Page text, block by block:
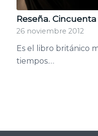
Reseña.
26 noviembre 2012
Es el libro británico
tiempos.…